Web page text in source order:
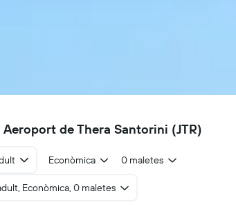
Aeroport de Thera Santorini (JTR)
Econòmica 0 maletes
Econòmica, 0 maletes